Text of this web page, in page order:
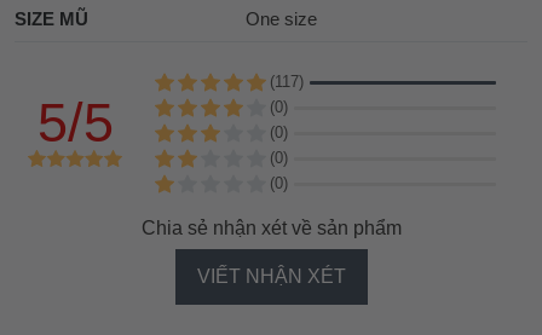
SIZE MŨ One size
5/5
(117)
(0)
(0)
(0)
(0)
Chia sẻ nhận xét về sản phẩm
VIẾT NHẬN XÉT